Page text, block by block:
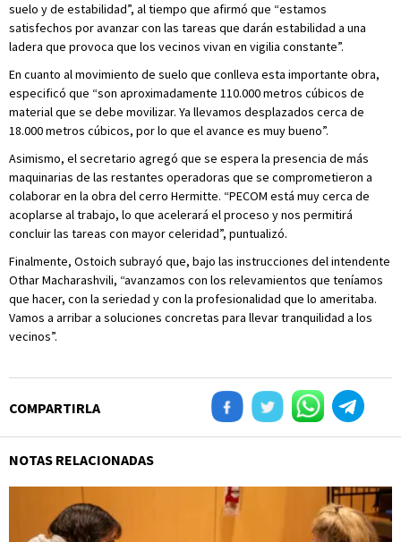
suelo y de estabilidad”, al tiempo que afirmó que “estamos
satisfechos por avanzar con las tareas que darán estabilidad a una
ladera que provoca que los vecinos vivan en vigilia constante”.
En cuanto al movimiento de suelo que conlleva esta importante obra,
especificó que “son aproximadamente 110.000 metros cúbicos de
material que se debe movilizar. Ya llevamos desplazados cerca de
18.000 metros cúbicos, por lo que el avance es muy bueno”.
Asimismo, el secretario agregó que se espera la presencia de más
maquinarias de las restantes operadoras que se comprometieron a
colaborar en la obra del cerro Hermitte. “PECOM está muy cerca de
acoplarse al trabajo, lo que acelerará el proceso y nos permitirá
concluir las tareas con mayor celeridad”, puntualizó.
Finalmente, Ostoich subrayó que, bajo las instrucciones del intendente
Othar Macharashvili, “avanzamos con los relevamientos que teníamos
que hacer, con la seriedad y con la profesionalidad que lo ameritaba.
Vamos a arribar a soluciones concretas para llevar tranquilidad a los
vecinos”.
COMPARTIRLA
NOTAS RELACIONADAS